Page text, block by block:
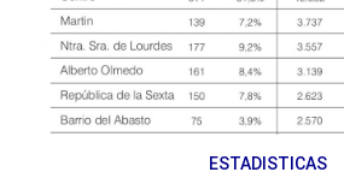
ESTADISTICAS